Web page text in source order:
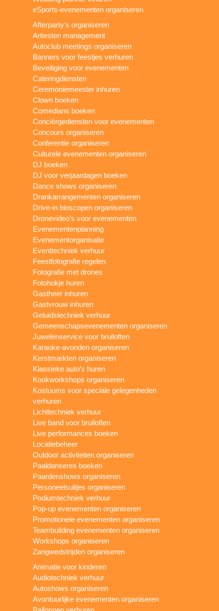
eSports-evenementen organiseren
Afterparty’s organiseren
Artiesten management
Autoclub meetings organiseren
Banners voor feestjes verhuren
Beveiliging voor evenementen
Cateringdiensten
Ceremoniemeester inhuren
Clown boeken
Comedians boeken
Conciërgediensten voor evenementen
Concours organiseren
Conferentie organiseren
Culturele evenementen organiseren
DJ boeken
DJ voor verjaardagen boeken
Dance shows organiseren
Drankarrangementen organiseren
Drive-in bioscopen organiseren
Dronevideo’s voor evenementen
Evenementenplanning
Evenementorganisatie
Eventtechniek verhuur
Feestfotografie regelen
Fotografie met drones
Fotohokje huren
Gastheer inhuren
Gastvrouw inhuren
Geluidstechniek verhuur
Gemeenschapsevenementen organiseren
Juwelenservice voor bruiloften
Karaoke-avonden organiseren
Kerstmarkten organiseren
Klassieke auto’s huren
Kookworkshops organiseren
Kostuums voor speciale gelegenheden
verhuren
Lichttechniek verhuur
Live band voor bruiloften
Live performances boeken
Locatiebeheer
Outdoor activiteiten organiseren
Paaldanseres boeken
Paardenshows organiseren
Personeelsuitjes organiseren
Podiumtechniek verhuur
Pop-up evenementen organiseren
Promotionele evenementen organiseren
Teambuilding evenementen organiseren
Workshops organiseren
Zangwedstrijden organiseren
Animatie voor kinderen
Audiotechniek verhuur
Autoshows organiseren
Avontuurlijke evenementen organiseren